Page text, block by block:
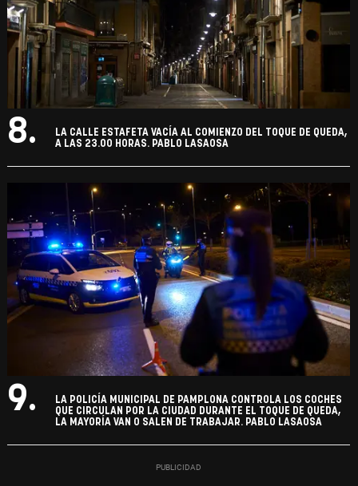
8.
LA CALLE ESTAFETA VACÍA AL COMIENZO DEL TOQUE DE QUEDA,
A LAS 23.00 HORAS. PABLO LASAOSA
9.
LA POLICÍA MUNICIPAL DE PAMPLONA CONTROLA LOS COCHES
QUE CIRCULAN POR LA CIUDAD DURANTE EL TOQUE DE QUEDA,
LA MAYORÍA VAN O SALEN DE TRABAJAR. PABLO LASAOSA